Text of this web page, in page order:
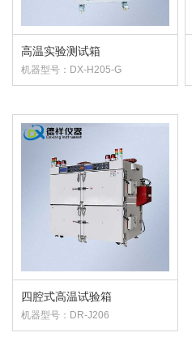
高温实验测试箱
机器型号：DX-H205-G
四腔式高温试验箱
机器型号：DR-J206